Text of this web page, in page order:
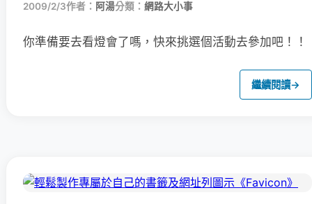
2009/2/3作者： 阿湯分類： 網路大小事
你準備要去看燈會了嗎，快來挑選個活動去參加吧！！
繼續閱讀→